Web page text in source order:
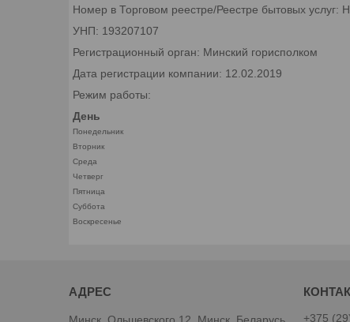
Номер в Торговом реестре/Реестре бытовых услуг:
УНП: 193207107
Регистрационный орган: Минский горисполком
Дата регистрации компании: 12.02.2019
Режим работы:
День
Понедельник
Вторник
Среда
Четверг
Пятница
Суббота
Воскресенье
+375